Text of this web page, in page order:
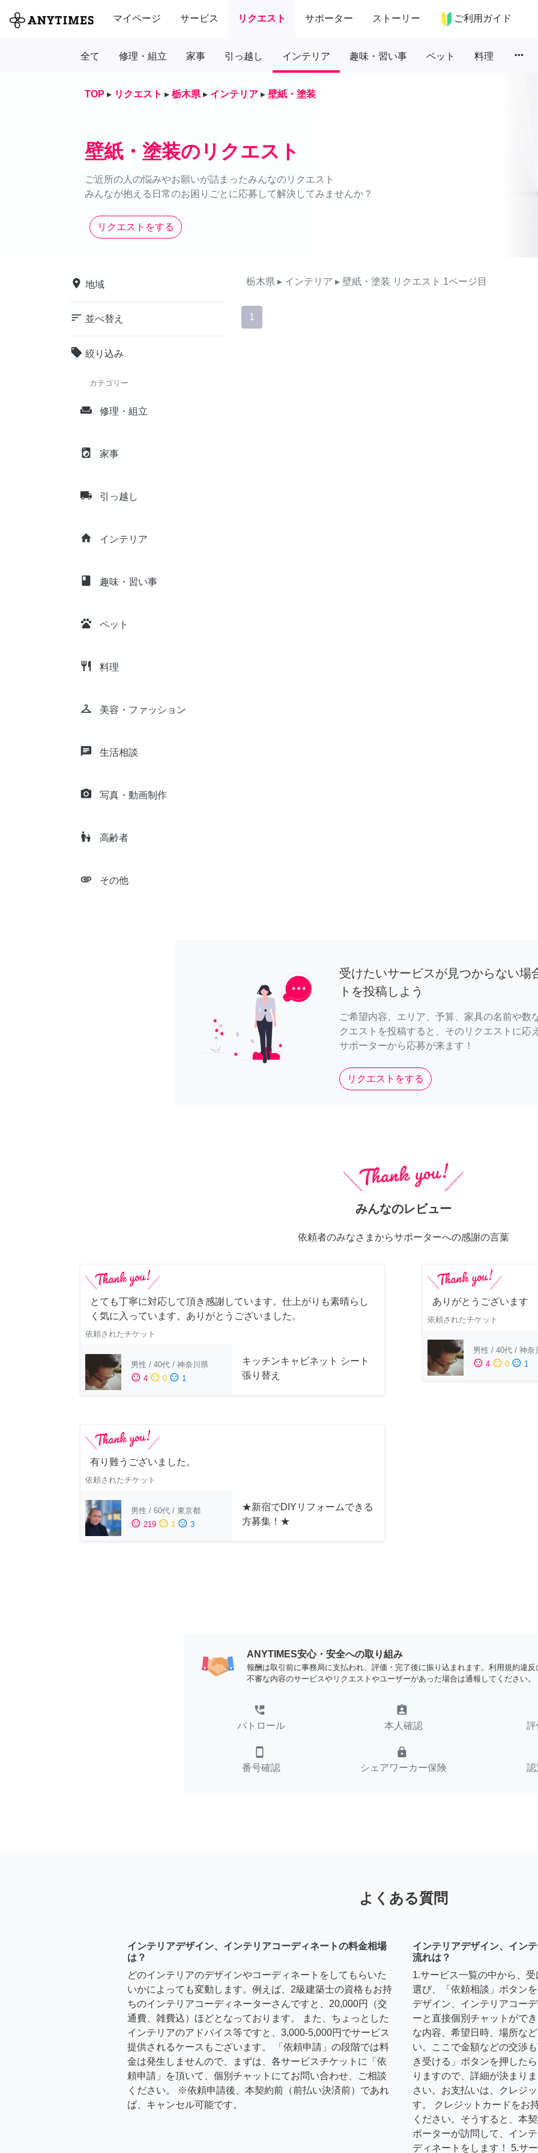
マイページ サービス リクエスト サポーター ストーリー ご利用ガイド
全て 修理・組立 家事 引っ越し インテリア 趣味・習い事 ペット 料理 more_horiz
TOP ▸ リクエスト ▸ 栃木県 ▸ インテリア ▸ 壁紙・塗装
壁紙・塗装のリクエスト
ご近所の人の悩みやお願いが詰まったみんなのリクエスト
みんなが抱える日常のお困りごとに応募して解決してみませんか？
リクエストをする
place 地域
sort 並べ替え
local_offer 絞り込み
カテゴリー
weekend 修理・組立
local_laundry_service 家事
local_shipping 引っ越し
home インテリア
class 趣味・習い事
pets ペット
restaurant 料理
checkroom 美容・ファッション
chat 生活相談
camera_alt 写真・動画制作
escalator_warning 高齢者
attachment その他
栃木県 ▸ インテリア ▸ 壁紙・塗装 リクエスト 1ページ目
1
受けたいサービスが見つからない場
トを投稿しよう
ご希望内容、エリア、予算、家具の名前や数
クエストを投稿すると、そのリクエストに応
サポーターから応募が来ます！
リクエストをする
みんなのレビュー
依頼者のみなさまからサポーターへの感謝の言葉
とても丁寧に対応して頂き感謝しています。仕上がりも素晴らし
く気に入っています。ありがとうございました。
依頼されたチケット
男性 / 40代 / 神奈川県
sentiment_satisfied 4 sentiment_neutral 0 sentiment_dissatisfied 1
キッチンキャビネット シート
張り替え
ありがとうございます
依頼されたチケット
男性 / 40代 / 神奈
sentiment_satisfied 4 sentiment_neutral 0 sentiment_dissatisfied 1
有り難うございました。
依頼されたチケット
男性 / 60代 / 東京都
sentiment_satisfied 219 sentiment_neutral 1 sentiment_dissatisfied 3
★新宿でDIYリフォームできる
方募集！★
ANYTIMES安心・安全への取り組み
報酬は取引前に事務局に支払われ、評価・完了後に振り込まれます。利用規約違反
不審な内容のサービスやリクエストやユーザーがあった場合は通報してください。
perm_phone_msg
パトロール
assignment_ind
本人確認
smartphone
番号確認
lock
シェアワーカー保険
よくある質問
インテリアデザイン、インテリアコーディネートの料金相場
は？
どのインテリアのデザインやコーディネートをしてもらいた
いかによっても変動します。例えば、2級建築士の資格もお持
ちのインテリアコーディネーターさんですと、20,000円（交
通費、雑費込）ほどとなっております。 また、ちょっとした
インテリアのアドバイス等ですと、3,000-5,000円でサービス
提供されるケースもございます。 「依頼申請」の段階では料
金は発生しませんので、まずは、各サービスチケットに「依
頼申請」を頂いて、個別チャットにてお問い合わせ、ご相談
ください。 ※依頼申請後、本契約前（前払い決済前）であれ
ば、キャンセル可能です。
インテリアデザイン、イン
流れは？
1.サービス一覧の中から、
選び、「依頼相談」ボタン
デザイン、インテリアコー
ーと直接個別チャットがで
な内容、希望日時、場所な
い。ここで金額などの交渉
き受ける」ボタンを押した
りますので、詳細が決まり
さい。お支払いは、クレジ
す。 クレジットカードをお
ください。そうすると、本
ポーターが訪問して、イン
ディネートをします！ 5.サ